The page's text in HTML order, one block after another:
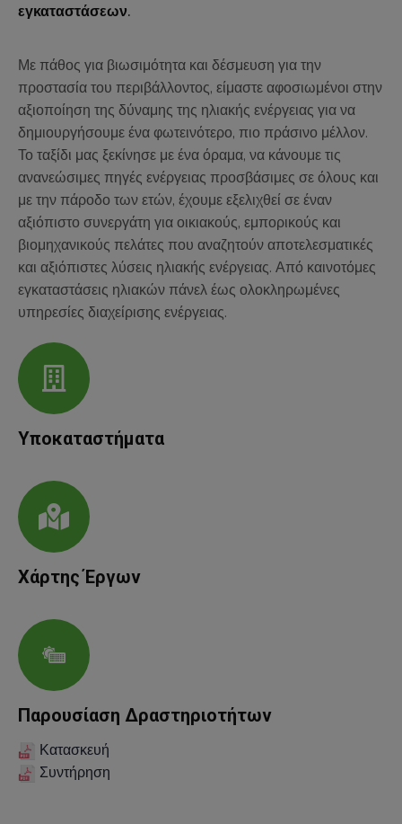
εγκαταστάσεων.
Με πάθος για βιωσιμότητα και δέσμευση για την
προστασία του περιβάλλοντος, είμαστε αφοσιωμένοι στην
αξιοποίηση της δύναμης της ηλιακής ενέργειας για να
δημιουργήσουμε ένα φωτεινότερο, πιο πράσινο μέλλον.
Το ταξίδι μας ξεκίνησε με ένα όραμα, να κάνουμε τις
ανανεώσιμες πηγές ενέργειας προσβάσιμες σε όλους και
με την πάροδο των ετών, έχουμε εξελιχθεί σε έναν
αξιόπιστο συνεργάτη για οικιακούς, εμπορικούς και
βιομηχανικούς πελάτες που αναζητούν αποτελεσματικές
και αξιόπιστες λύσεις ηλιακής ενέργειας. Από καινοτόμες
εγκαταστάσεις ηλιακών πάνελ έως ολοκληρωμένες
υπηρεσίες διαχείρισης ενέργειας.
Υποκαταστήματα
Χάρτης Έργων
Παρουσίαση Δραστηριοτήτων
Κατασκευή
Συντήρηση